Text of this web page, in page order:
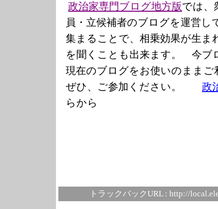
政治家専門ブログ地方版では、
員・立候補者のブログを運営し
集まることで、相乗効果が生ま
を聞くことも出来ます。 今ブ
現在のブログをお使いのまま
ぜひ、ご参加ください。政
らから
トラックバックURL : http://